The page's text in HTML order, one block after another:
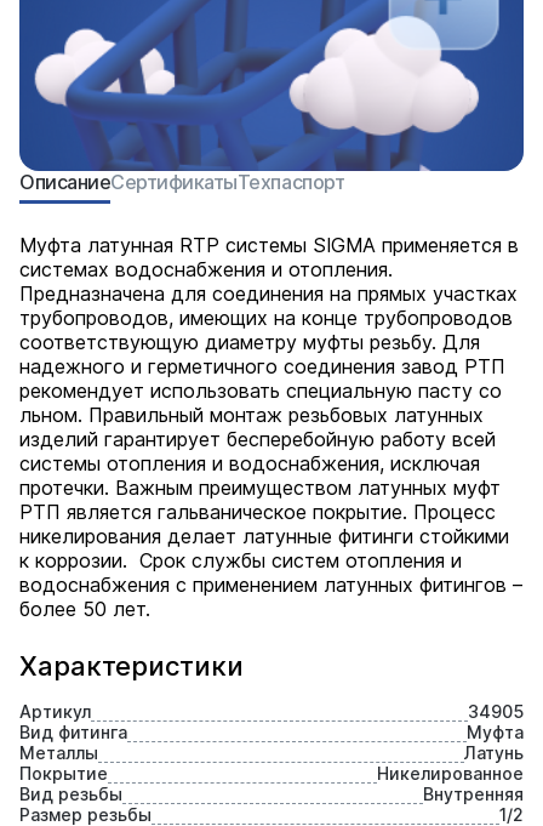
Характеристики
Артикул
34905
Вид фитинга
Муфта
Металлы
Латунь
Покрытие
Никелированное
Вид резьбы
Внутренняя
Размер резьбы
1/2
ОписаниеСертификатыТехпаспорт
Муфта латунная RTP системы SIGMA применяется в
системах водоснабжения и отопления.
Предназначена для соединения на прямых участках
трубопроводов, имеющих на конце трубопроводов
соответствующую диаметру муфты резьбу. Для
надежного и герметичного соединения завод РТП
рекомендует использовать специальную пасту со
льном. Правильный монтаж резьбовых латунных
изделий гарантирует бесперебойную работу всей
системы отопления и водоснабжения, исключая
протечки. Важным преимуществом латунных муфт
РТП является гальваническое покрытие. Процесс
никелирования делает латунные фитинги стойкими
к коррозии. Срок службы систем отопления и
водоснабжения с применением латунных фитингов –
более 50 лет.